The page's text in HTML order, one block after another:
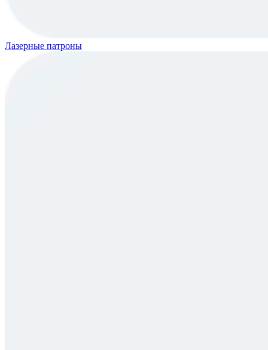
Лазерные патроны